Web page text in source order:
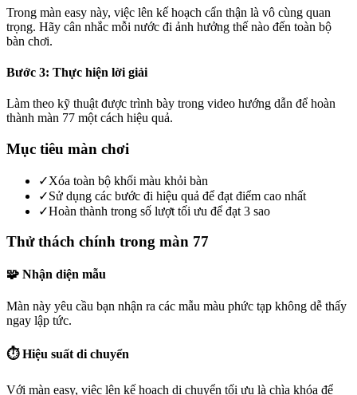
Trong màn easy này, việc lên kế hoạch cẩn thận là vô cùng quan
trọng. Hãy cân nhắc mỗi nước đi ảnh hưởng thế nào đến toàn bộ
bàn chơi.
Bước 3: Thực hiện lời giải
Làm theo kỹ thuật được trình bày trong video hướng dẫn để hoàn
thành màn 77 một cách hiệu quả.
Mục tiêu màn chơi
✓Xóa toàn bộ khối màu khỏi bàn
✓Sử dụng các bước đi hiệu quả để đạt điểm cao nhất
✓Hoàn thành trong số lượt tối ưu để đạt 3 sao
Thử thách chính trong màn 77
🧩 Nhận diện mẫu
Màn này yêu cầu bạn nhận ra các mẫu màu phức tạp không dễ thấy
ngay lập tức.
⏱️ Hiệu suất di chuyển
Với màn easy, việc lên kế hoạch di chuyển tối ưu là chìa khóa để